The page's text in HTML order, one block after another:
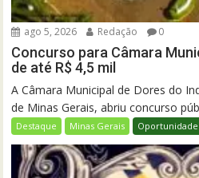
ago 5, 2026 Redação 0
Concurso para Câmara
de até R$ 4,5 mil
A Câmara Municipal de Dores do
de Minas Gerais, abriu concurso
Destaque Minas Gerais Oportunidade